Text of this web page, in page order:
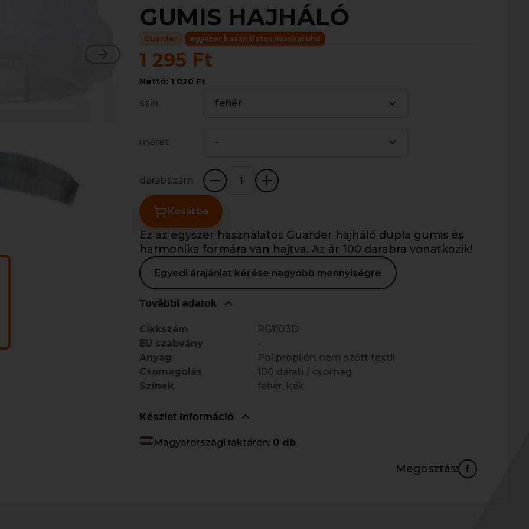
GUMIS HAJHÁLÓ
Guarder egyszer használatos munkaruha
1 295 Ft
Nettó: 1 020 Ft
szín fehér
méret -
darabszám
Kosárba
Ez az egyszer használatos Guarder hajháló dupla gumis és
harmonika formára van hajtva. Az ár 100 darabra vonatkozik!
Egyedi árajánlat kérése nagyobb mennyiségre
További adatok
Cikkszám
RG1103D
EU szabvány
-
Anyag
Polipropilén, nem szőtt textil
Csomagolás
100 darab / csomag
Színek
fehér, kék
Készlet információ
Magyarországi raktáron: 0 db
Megosztás: